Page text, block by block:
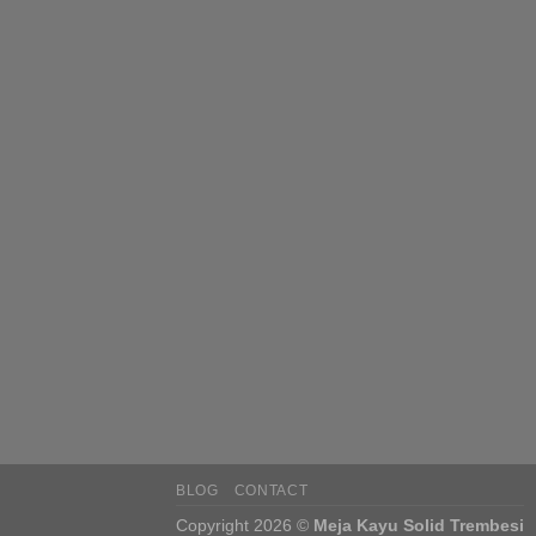
BLOG CONTACT
Copyright 2026 © Meja Kayu Solid Trembesi